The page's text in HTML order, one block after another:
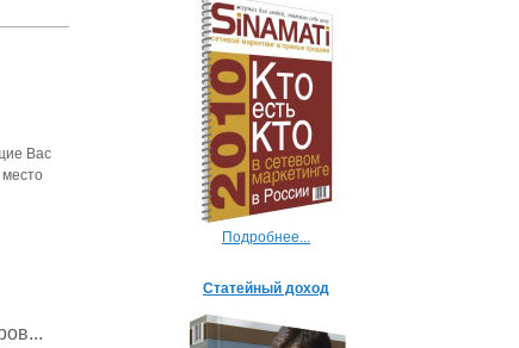
Вас
Подробнее...
Статейный доход